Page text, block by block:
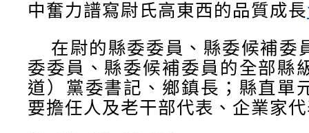
中奮力譜寫尉氏高東西的品質成長
在尉的縣委委員、縣委候補委
委委員、縣委候補委員的全部縣
道）黨委書記、鄉鎮長；縣直單
要擔任人及老干部代表、企業家